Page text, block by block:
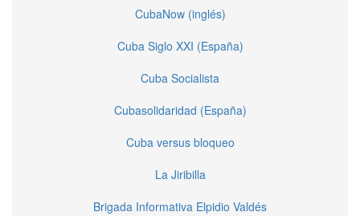
CubaNow (inglés)
Cuba Siglo XXI (España)
Cuba Socialista
Cubasolidaridad (España)
Cuba versus bloqueo
La Jiribilla
Brigada Informativa Elpidio Valdés